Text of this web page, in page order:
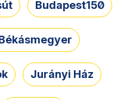
Budapest150
Jurányi Ház